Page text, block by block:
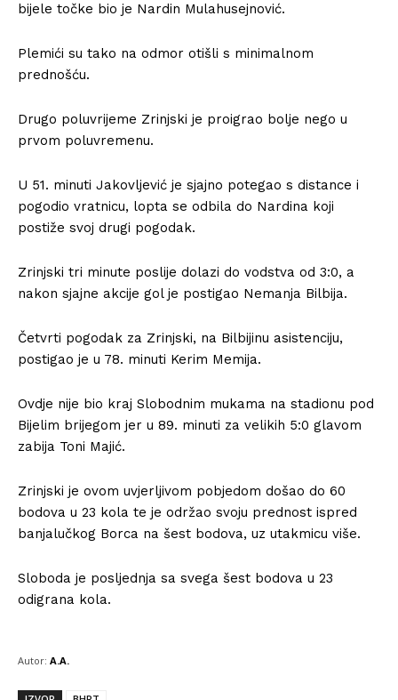
bijele točke bio je Nardin Mulahusejnović.
Plemići su tako na odmor otišli s minimalnom
prednošću.
Drugo poluvrijeme Zrinjski je proigrao bolje nego u
prvom poluvremenu.
U 51. minuti Jakovljević je sjajno potegao s distance i
pogodio vratnicu, lopta se odbila do Nardina koji
postiže svoj drugi pogodak.
Zrinjski tri minute poslije dolazi do vodstva od 3:0, a
nakon sjajne akcije gol je postigao Nemanja Bilbija.
Četvrti pogodak za Zrinjski, na Bilbijinu asistenciju,
postigao je u 78. minuti Kerim Memija.
Ovdje nije bio kraj Slobodnim mukama na stadionu pod
Bijelim brijegom jer u 89. minuti za velikih 5:0 glavom
zabija Toni Majić.
Zrinjski je ovom uvjerljivom pobjedom došao do 60
bodova u 23 kola te je održao svoju prednost ispred
banjalučkog Borca na šest bodova, uz utakmicu više.
Sloboda je posljednja sa svega šest bodova u 23
odigrana kola.
Autor: A.A.